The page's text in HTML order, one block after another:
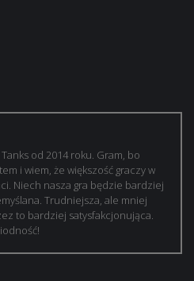
od 2014 roku. Gram, bo
i wiem, że większość graczy w
Niech nasza gra będzie bardziej
Trudniejsza, ale mniej
to bardziej satysfakcjonująca.